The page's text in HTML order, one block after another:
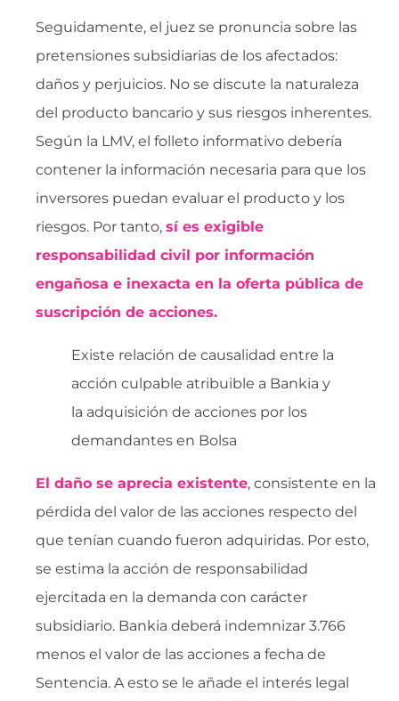
Seguidamente, el juez se pronuncia sobre las
pretensiones subsidiarias de los afectados:
daños y perjuicios. No se discute la naturaleza
del producto bancario y sus riesgos inherentes.
Según la LMV, el folleto informativo debería
contener la información necesaria para que los
inversores puedan evaluar el producto y los
riesgos. Por tanto, sí es exigible
responsabilidad civil por información
engañosa e inexacta en la oferta pública de
suscripción de acciones.
Existe relación de causalidad entre la
acción culpable atribuible a Bankia y
la adquisición de acciones por los
demandantes en Bolsa
El daño se aprecia existente, consistente en la
pérdida del valor de las acciones respecto del
que tenían cuando fueron adquiridas. Por esto,
se estima la acción de responsabilidad
ejercitada en la demanda con carácter
subsidiario. Bankia deberá indemnizar 3.766
menos el valor de las acciones a fecha de
Sentencia. A esto se le añade el interés legal